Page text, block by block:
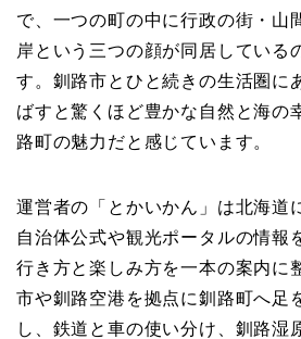
で、一つの町の中に行政の街・山
岸という三つの顔が同居している
す。釧路市とひと続きの生活圏に
ばすと驚くほど豊かな自然と海の
路町の魅力だと感じています。
運営者の「とかいかん」は北海道
自治体公式や観光ポータルの情報
行き方と楽しみ方を一本の案内に
市や釧路空港を拠点に釧路町へ足
し、鉄道と車の使い分け、釧路湿